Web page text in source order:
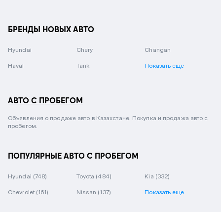
БРЕНДЫ НОВЫХ АВТО
Hyundai Chery Changan
Haval Tank Показать еще
АВТО С ПРОБЕГОМ
Объявления о продаже авто в Казахстане. Покупка и продажа авто с
пробегом.
ПОПУЛЯРНЫЕ АВТО С ПРОБЕГОМ
Hyundai (748) Toyota (484) Kia (332)
Chevrolet (161) Nissan (137) Показать еще